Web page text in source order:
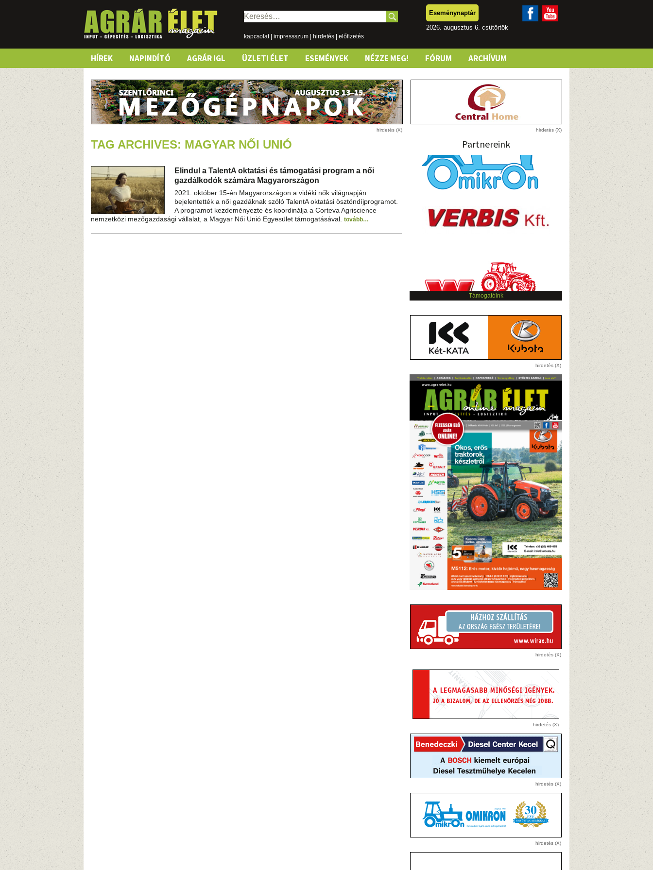
Keresés:
kapcsolat| impressszum hirdetés előfizetés
Eseménynaptár
2026. augusztus 6. csütörtök
Skip
content
HÍREK NAPINDÍTÓ AGRÁR IGL ÜZLETI ÉLET ESEMÉNYEK NÉZZE MEG! FÓRUM ARCHÍVUM
TAG ARCHIVES: MAGYAR NŐI UNIÓ
Elindul a TalentA oktatási és támogatási program a női
gazdálkodók számára Magyarországon
2021. október 15-én Magyarországon a vidéki nők világnapján
bejelentették a női gazdáknak szóló TalentA oktatási ösztöndíjprogramot.
A programot kezdeményezte és koordinálja a Corteva Agriscience
nemzetközi mezőgazdasági vállalat, a Magyar Női Unió Egyesület támogatásával. tovább…
Partnereink